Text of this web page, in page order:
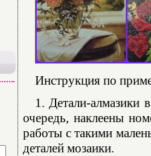
Инструкция по
1. Детали-алмазики
очередь, наклеены
работы с такими
деталей мозаики.